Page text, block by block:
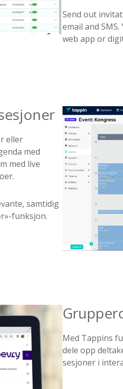
Send out
email and
web app or
eller
med
med live
samtidig
funksjon.
Med Tappins
dele opp
sesjoner i